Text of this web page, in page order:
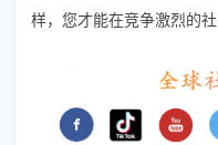
样，您才能在竞争激烈的